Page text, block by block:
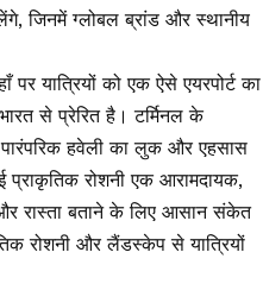
जिनमें ग्लोबल ब्रांड और स्थानीय
यात्रियों को एक ऐसे एयरपोर्ट का
से प्रेरित है। टर्मिनल के
पारंपरिक हवेली का लुक और एहसास
प्राकृतिक रोशनी एक आरामदायक,
रास्ता बताने के लिए आसान संकेत
रोशनी और लैंडस्केप से यात्रियों